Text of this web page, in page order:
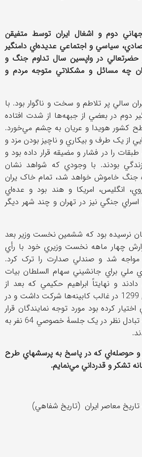
دوم و اشغال ايران توسط متفيقن
سياسي و اجتماعي عديده‌اي دامنگير
حضرتعالي در واپسين سال تداوم جنگ و
چه مسائل و مشکلاتي متوجه مردم و
ملت ايران سالي پر تلاطم و سخت و ناگوار بود. با
دوم در بعضي از جبهه‌ها از شدت افتاده
کشور هويدا و عريان به چشم مي‌خورد.
از يک طرف و بيکاري و ناچيز بودن مزد و
را در فشار و مضيقه قرار داده بود و
بودند. با وجودي که شواهد نشان
جنگ خاموش خواهد شد، تمام خاک يران
انگليس، امريکا و هند بود و عده‌اي
اسراي جنگي نيز در تهران و چند شهر ديگر
نرسيده بود که ششمين نخست وزير بعد
پس از گزارش چهار ماهه نخست وزيري خود با رأي
مواجه شد و صندلي صدارت را ترک کرد.
ملي براي جانشيني سهام السلطان بيات
و نهايتاً ابراهيم حکيمي که بعد از
استبداد صغير تا کودتاي 1299 در غالب کابينه‌ها شرکت داشت و در
کرده بود مورد توجه نمايندگان قرار
گرفت و پس از دو هفته تبادل نظر در يک جلسۀ خصوصي 64 نفر به
و حوصله‌اي که در پاسخ به پرسشهاي طرح
تشکر و قدرداني مي‌نمايم.
معاصر ايران (تاريخ شفاهي)